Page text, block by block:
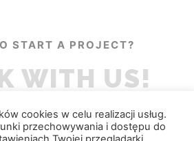
START A PROJECT?
WITH US!
cookies w celu realizacji usług.
przechowywania i dostępu do